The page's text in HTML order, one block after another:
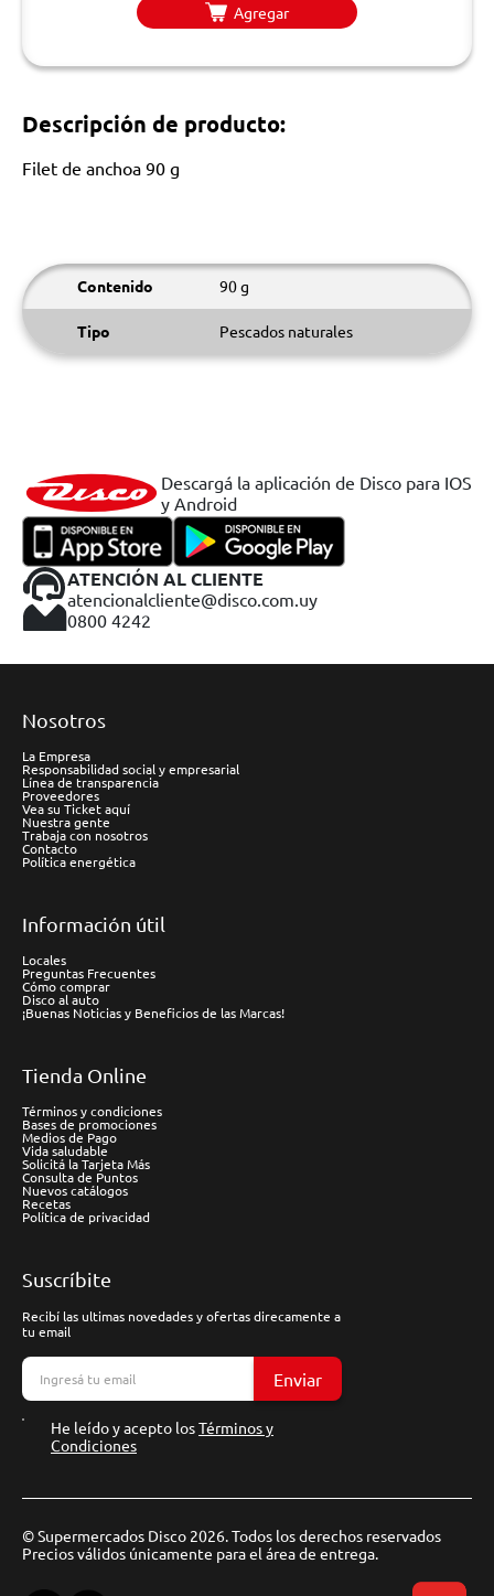
Agregar
Descripción de producto:
Filet de anchoa 90 g
Contenido 90 g
Tipo Pescados naturales
Descargá la aplicación de Disco para IOS
y Android
ATENCIÓN AL CLIENTE
atencionalcliente@disco.com.uy
0800 4242
Nosotros
La Empresa
Responsabilidad social y empresarial
Línea de transparencia
Proveedores
Vea su Ticket aquí
Nuestra gente
Trabaja con nosotros
Contacto
Política energética
Información útil
Locales
Preguntas Frecuentes
Cómo comprar
Disco al auto
¡Buenas Noticias y Beneficios de las Marcas!
Tienda Online
Términos y condiciones
Bases de promociones
Medios de Pago
Vida saludable
Solicitá la Tarjeta Más
Consulta de Puntos
Nuevos catálogos
Recetas
Política de privacidad
Suscríbite
Recibí las ultimas novedades y ofertas direcamente a
tu email
Enviar
He leído y acepto losTérminos y
Condiciones
© Supermercados Disco 2026. Todos los derechos reservados
Precios válidos únicamente para el área de entrega.